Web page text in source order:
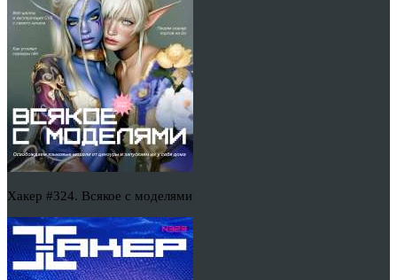
Хакер #324. Всякое с моделями